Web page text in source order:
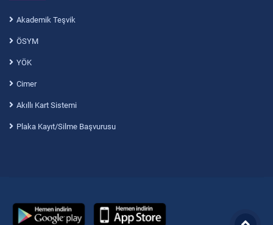
Akademik Teşvik
ÖSYM
YÖK
Cimer
Akıllı Kart Sistemi
Plaka Kayıt/Silme Başvurusu